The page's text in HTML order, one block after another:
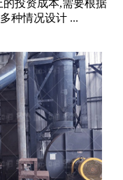
的投资成本,需要根据
种情况设计 ...